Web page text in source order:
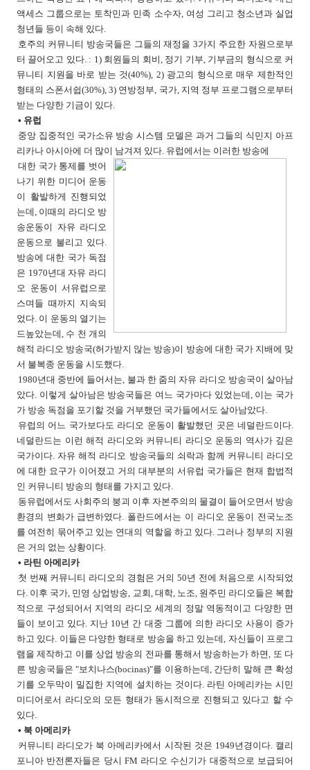
액세스 그룹으로는 토착민과 민족 소수자, 여성 그리고 청소년과 실업
청년들 등이 속해 있다.
호주의 커뮤니티 방송국들은 그들의 재정을 3가지 주요한 자원으로부
터 끌어오고 있다. : 1) 회원들의 회비, 정기 기부, 기부금의 형식으로 커
뮤니티 지원을 바로 받는 것(40%), 2) 광고의 형식으로 매우 제한적인
형태의 스폰서쉽(30%), 3) 연방정부, 국가, 지역 정부 프로그램으로부터
받는 다양한 기금이 있다.
• 유럽
중앙 집중적인 국가소유 방송 시스템 모델은 과거 그들의 식민지 아프
리카나 아시아에 더 많이 남겨져 있다. 유럽에서는 이러한 방송에
대한 국가 통제를 벗어
나기 위한 미디어 운동
이 활발하게 진행되었
는데, 이때의 라디오 방
송운동이 자유 라디오
운동으로 불리고 있다.
방송에 대한 국가 독점
은 1970년대 자유 라디
오 운동이 서유럽으로
스며들 때까지 지속되
었다. 이 운동의 열기는
드높았는데, 수 천 개의
해적 라디오 방송국(허가받지 않는 방송)이 방송에 대한 국가 지배에 맞
서 불복종 운동을 시도했다.
1980년대 중반에 들어서는, 불과 한 줌의 자유 라디오 방송국이 살아남
았다. 이렇게 살아남은 방송국들은 여느 국가마다 있었는데, 이는 국가
가 방송 독점을 포기할 것을 거부했던 국가들에서도 살아남았다.
유럽의 어느 국가보다도 라디오 운동이 활발했던 곳은 네덜란드이다.
네덜란드는 이런 해적 라디오와 커뮤니티 라디오 운동의 역사가 깊은
국가이다. 자유 해적 라디오 방송국들의 쇠락과 함께 커뮤니티 라디오
에 대한 요구가 이어졌고 거의 대부분의 서유럽 국가들은 현재 합법적
인 커뮤니티 방송의 형태를 가지고 있다.
동유럽에서도 사회주의 붕괴 이후 자본주의의 물결이 들어오면서 방송
환경의 변화가 급변하였다. 폴란드에서는 이 라디오 운동이 전국노조
를 여전히 묶어주고 있는 연대의 역할을 하고 있다. 그러나 정부의 지원
은 거의 없는 상황이다.
• 라틴 아메리카
첫 번째 커뮤니티 라디오의 경험은 거의 50년 전에 처음으로 시작되었
다. 이후 국가, 민영 상업방송, 교회, 대학, 노조, 원주민 라디오들은 복합
적으로 구성되어서 지역의 라디오 세계의 정말 역동적이고 다양한 면
들이 보이고 있다. 지난 10년 간 대중 그룹에 의한 라디오 사용이 증가
하고 있다. 이들은 다양한 형태로 방송을 하고 있는데, 자신들이 프로그
램을 제작하고 이를 상업 방송의 전파를 통해서 방송하는가 하면, 또 다
른 방송국들은 "보치나스(bocinas)"를 이용하는데, 간단히 말해 큰 확성
기를 오두막이 밀집한 지역에 설치하는 것이다. 라틴 아메리카는 시민
미디어로서 라디오의 모든 형태가 동시적으로 진행되고 있다고 할 수
있다.
• 북 아메리카
커뮤니티 라디오가 북 아메리카에서 시작된 것은 1949년경이다. 캘리
포니아 반전론자들은 당시 FM 라디오 수신기가 대중적으로 보급되어